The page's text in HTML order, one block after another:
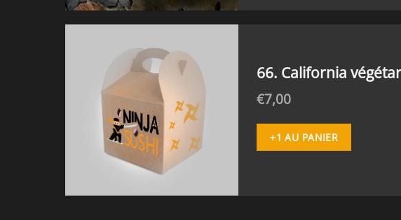
66. California
€7,00
+1 AU PANIER